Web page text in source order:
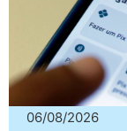
06/08/2026